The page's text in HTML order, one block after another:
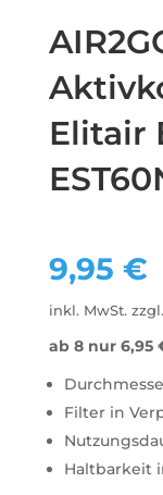
Elitair
9,95 €
inkl. MwSt. zzgl.
ab 8 nur 6,95
Filter in
Haltbarkeit